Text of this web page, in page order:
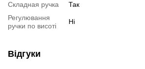
Складная ручка
Так
Регулювання
ручки по висоті
Ні
Відгуки